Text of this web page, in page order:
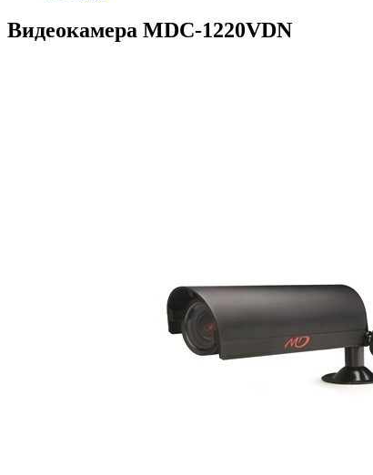
Видеокамера MDC-1220VDN